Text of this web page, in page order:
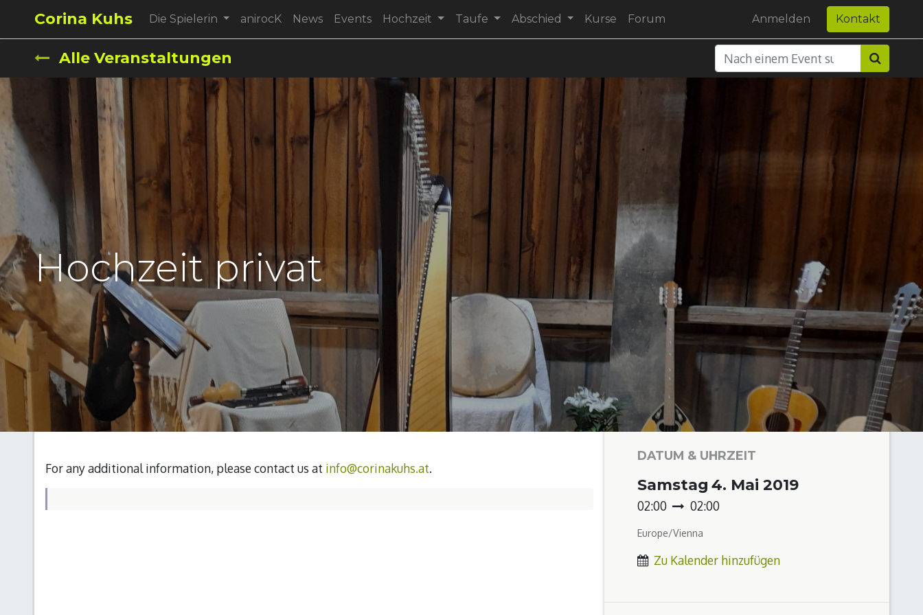
Corina Kuhs Die Spielerin anirocK News Events Hochzeit Taufe Abschied Kurse Forum Anmelden Kontakt
Alle Veranstaltungen
Hochzeit privat
For any additional information, please contact us at info@corinakuhs.at.
DATUM & UHRZEIT
Samstag 4. Mai 2019
02:00 02:00
Europe/Vienna
Zu Kalender hinzufügen